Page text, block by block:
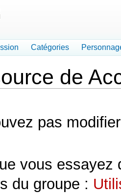
de
pas
vous essayez
du groupe :
Catégories